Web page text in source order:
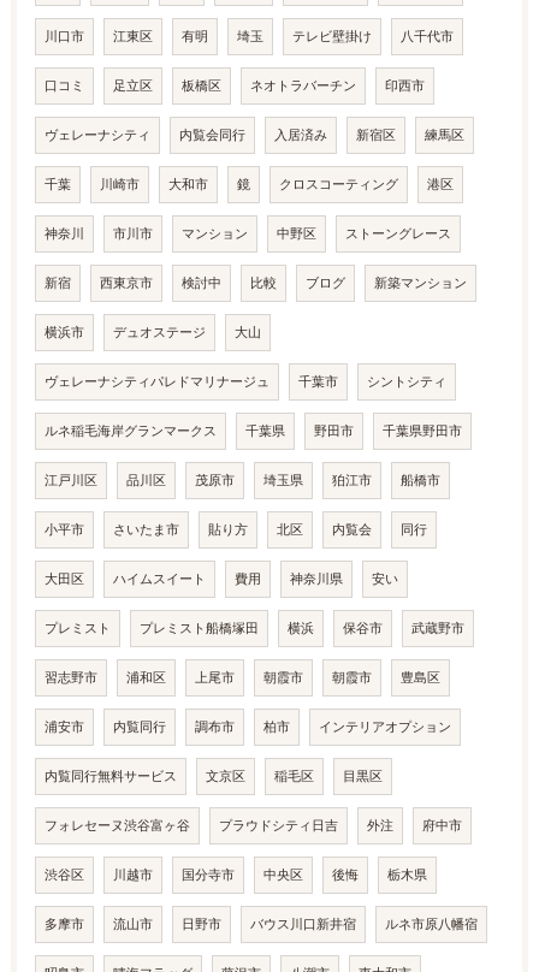
川口市 江東区 有明 埼玉 テレビ壁掛け 八千代市
口コミ 足立区 板橋区 ネオトラバーチン 印西市
ヴェレーナシティ 内覧会同行 入居済み 新宿区 練馬区
千葉 川崎市 大和市 鏡 クロスコーティング 港区
神奈川 市川市 マンション 中野区 ストーングレース
新宿 西東京市 検討中 比較 ブログ 新築マンション
横浜市 デュオステージ 大山
ヴェレーナシティパレドマリナージュ 千葉市 シントシティ
ルネ稲毛海岸グランマークス 千葉県 野田市 千葉県野田市
江戸川区 品川区 茂原市 埼玉県 狛江市 船橋市
小平市 さいたま市 貼り方 北区 内覧会 同行
大田区 ハイムスイート 費用 神奈川県 安い
プレミスト プレミスト船橋塚田 横浜 保谷市 武蔵野市
習志野市 浦和区 上尾市 朝霞市 朝霞市 豊島区
浦安市 内覧同行 調布市 柏市 インテリアオプション
内覧同行無料サービス 文京区 稲毛区 目黒区
フォレセーヌ渋谷富ヶ谷 プラウドシティ日吉 外注 府中市
渋谷区 川越市 国分寺市 中央区 後悔 栃木県
多摩市 流山市 日野市 バウス川口新井宿 ルネ市原八幡宿